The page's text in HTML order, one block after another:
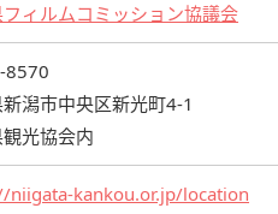
ィルムコミッション協議会
8570
潟市中央区新光町4-1
光協会内
niigata-kankou.or.jp/location